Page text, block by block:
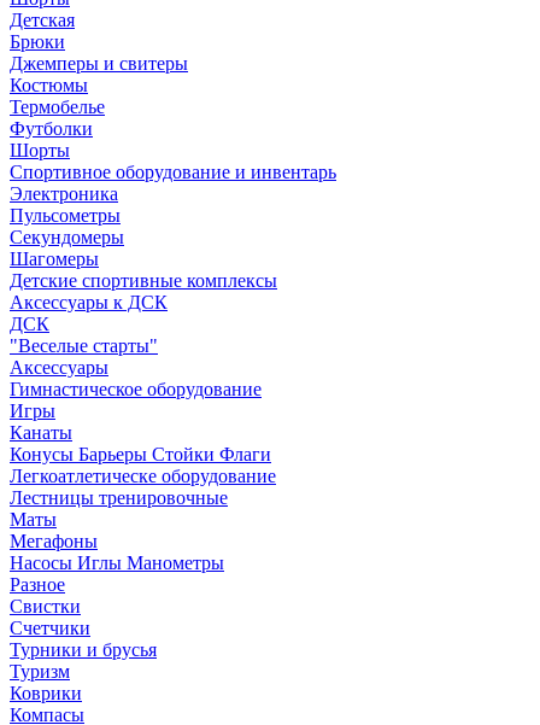
Детская
Брюки
Джемперы и свитеры
Костюмы
Термобелье
Футболки
Шорты
Спортивное оборудование и инвентарь
Электроника
Пульсометры
Секундомеры
Шагомеры
Детские спортивные комплексы
Аксессуары к ДСК
ДСК
"Веселые старты"
Аксессуары
Гимнастическое оборудование
Игры
Канаты
Конусы Барьеры Стойки Флаги
Легкоатлетическе оборудование
Лестницы тренировочные
Маты
Мегафоны
Насосы Иглы Манометры
Разное
Свистки
Счетчики
Турники и брусья
Туризм
Коврики
Компасы